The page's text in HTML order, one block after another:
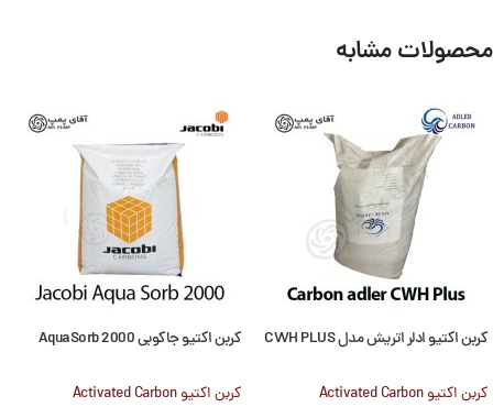
محصولات مشابه
کربن اکتیو ادلر اتریش مدل CWH PLUS
کربن اکتیو Activated Carbon
کربن اکتیو جاکوبی 2000 AquaSorb
کربن اکتیو Activated Carbon